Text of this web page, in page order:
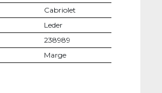
Cabriolet
Leder
238989
Marge